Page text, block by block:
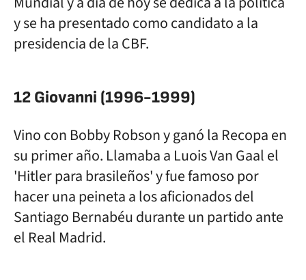
y se ha presentado como candidato a la
presidencia de la CBF.
12 Giovanni (1996-1999)
Vino con Bobby Robson y ganó la Recopa en
su primer año. Llamaba a Luois Van Gaal el
'Hitler para brasileños' y fue famoso por
hacer una peineta a los aficionados del
Santiago Bernabéu durante un partido ante
el Real Madrid.